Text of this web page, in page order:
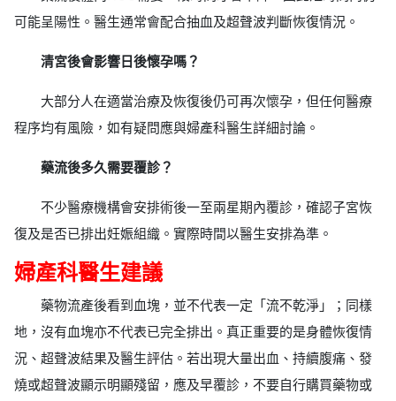
可能呈陽性。醫生通常會配合抽血及超聲波判斷恢復情況。
清宮後會影響日後懷孕嗎？
大部分人在適當治療及恢復後仍可再次懷孕，但任何醫療
程序均有風險，如有疑問應與婦產科醫生詳細討論。
藥流後多久需要覆診？
不少醫療機構會安排術後一至兩星期內覆診，確認子宮恢
復及是否已排出妊娠組織。實際時間以醫生安排為準。
婦產科醫生建議
藥物流產後看到血塊，並不代表一定「流不乾淨」；同樣
地，沒有血塊亦不代表已完全排出。真正重要的是身體恢復情
況、超聲波結果及醫生評估。若出現大量出血、持續腹痛、發
燒或超聲波顯示明顯殘留，應及早覆診，不要自行購買藥物或